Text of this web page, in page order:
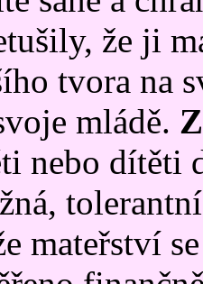
že ji
tvora na
mládě.
nebo dítěti
mateřství